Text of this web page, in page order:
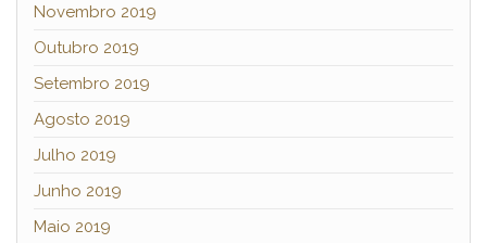
Novembro 2019
Outubro 2019
Setembro 2019
Agosto 2019
Julho 2019
Junho 2019
Maio 2019